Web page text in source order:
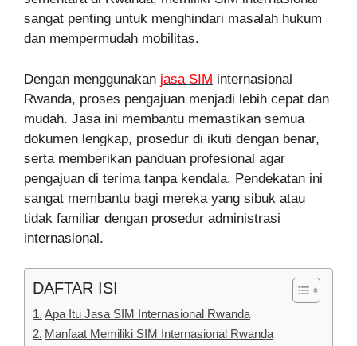
sangat penting untuk menghindari masalah hukum
dan mempermudah mobilitas.
Dengan menggunakan jasa SIM internasional
Rwanda, proses pengajuan menjadi lebih cepat dan
mudah. Jasa ini membantu memastikan semua
dokumen lengkap, prosedur di ikuti dengan benar,
serta memberikan panduan profesional agar
pengajuan di terima tanpa kendala. Pendekatan ini
sangat membantu bagi mereka yang sibuk atau
tidak familiar dengan prosedur administrasi
internasional.
DAFTAR ISI
Apa Itu Jasa SIM Internasional Rwanda
Manfaat Memiliki SIM Internasional Rwanda